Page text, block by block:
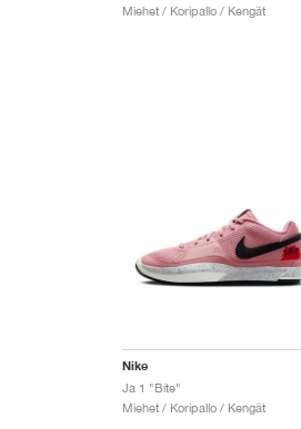
Miehet / Koripallo / Kengät
Nike
Ja 1 "Bite"
Miehet / Koripallo / Kengät